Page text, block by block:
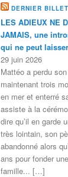
DERNIER
LES ADIEUX NE
JAMAIS, une
qui ne peut
29 juin 2026
Mattéo a perdu
maintenant trois
en mer et enterré
assiste à la
dire qu’il en garde
très lointain, son
abandonné alors
ans pour fonder
famille... […]